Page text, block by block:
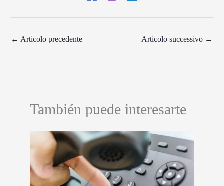
← Articolo precedente Articolo successivo →
También puede interesarte